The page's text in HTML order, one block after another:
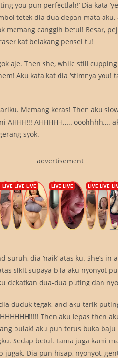
you pun perfectlah!’ Dia kata
tetek dia dua depan mata
memang canggih betul! Besar,
kat belakang pensel tu!
aje. Then she, while still
Aku kata kat dia ‘stimnya you!
Memang keras! Then aku
AHHH!!! AHHHHH….. ooohhhh….
syok.
advertisement
dia ‘naik’ atas ku. She’s
sikit supaya bila aku nyonyot
dekatkan dua-dua puting dan
duduk tegak, and aku tarik
Then aku lepas then
pulak! aku pun terus buka
Sedap betul. Lama juga kami
Dia pun hisap, nyonyot,